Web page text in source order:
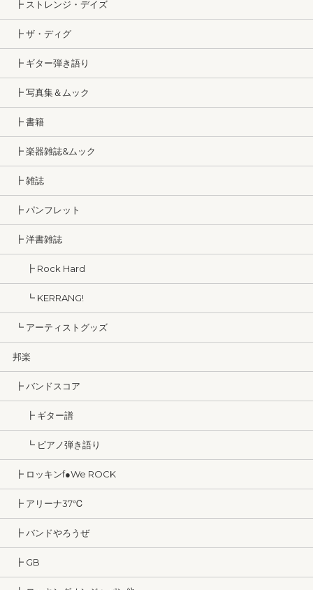
┣ ストレンジ・デイズ
┣ ザ・ディグ
┣ ギター弾き語り
┣ 写真集＆ムック
┣ 書籍
┣ 楽器雑誌&ムック
┣ 雑誌
┣ パンフレット
┣ 洋書雑誌
┣ Rock Hard
┗ KERRANG!
┗ アーティストグッズ
邦楽
┣ バンドスコア
┣ ギター譜
┗ ピアノ弾き語り
┣ ロッキンf●We ROCK
┣ アリーナ37℃
┣ バンドやろうぜ
┣ GB